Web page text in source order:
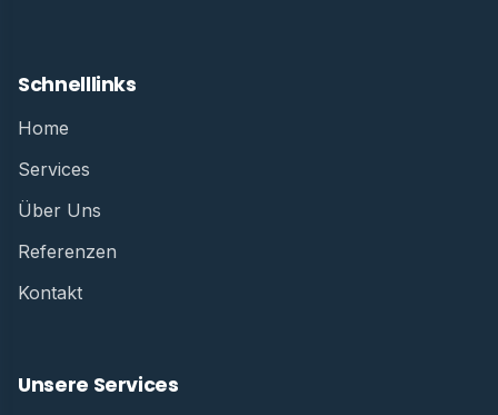
Schnelllinks
Home
Services
Über Uns
Referenzen
Kontakt
Unsere Services